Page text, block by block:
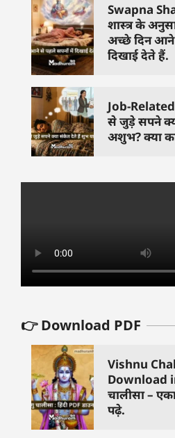
Swapna
शास्त्र के
अच्छे दिन
दिखाई देते हैं.
Job-
से जुड़े सपने
अशुभ? क्या
👉 Download PDF
Vishnu
Download
चालीसा –
पढ़े.